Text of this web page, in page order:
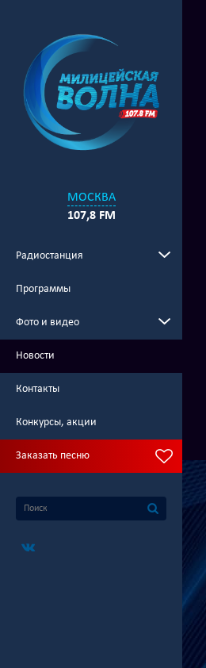
МОСКВА
107,8 FM
Радиостанция
Программы
Фото и видео
Новости
Контакты
Конкурсы, акции
Заказать песню